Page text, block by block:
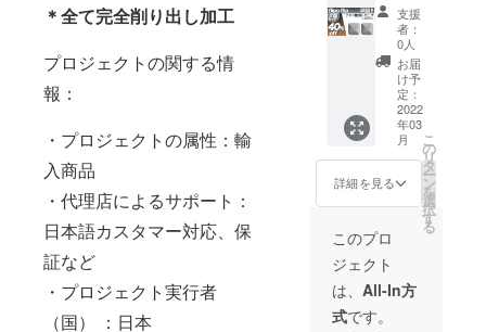
＊全て完全削り出し加工
プロジェクトの関する情
報：
・プロジェクトの属性：輸
入商品
・代理店によるサポート：
日本語カスタマー対応、保
証など
・プロジェクト実行者
（国） ：日本
個セッ
ト(正方
形のみ)
40%OF
F 定価
17,490
円(税
込、送
料込み)
支援
者：
0人
お届
け予
定：
2022
年03
月
詳細を見る
こ
の
リ
タ
ー
ン
を
選
択
す
る
このプロ
ジェクト
は、 All-In方
式です。